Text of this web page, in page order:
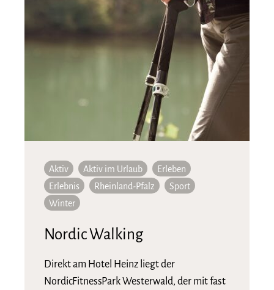
Aktiv Aktiv im Urlaub
Erleben
Erlebnis
Rheinland-Pfalz
Sport
Winter
Nordic Walking
Direkt am Hotel Heinz liegt der
NordicFitnessPark Westerwald, der mit fast